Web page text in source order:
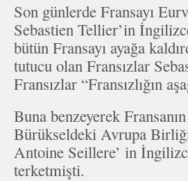
Son günlerde Fransayı
Sebastien Tellier’in
bütün Fransayı ayağa
tutucu olan Fransızlar
Fransızlar “Fransızlığın
Buna benzeyerek
Bürükseldeki Avrupa Birliği
Antoine Seillere’ in
terketmişti.